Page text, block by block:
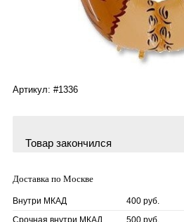
Артикул: #1336
Товар закончился
Доставка по Москве
Внутри МКАД 400 руб.
Срочная внутри МКАД
500 руб.